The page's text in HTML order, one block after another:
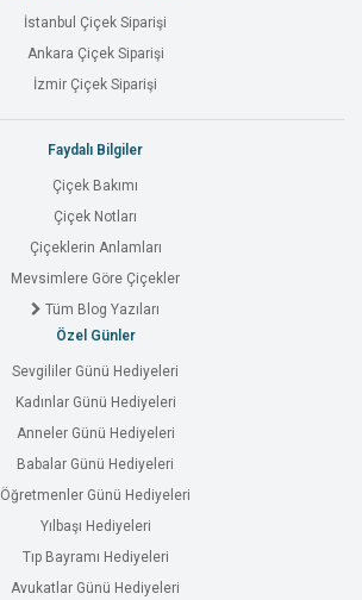
İstanbul Çiçek Siparişi
Ankara Çiçek Siparişi
İzmir Çiçek Siparişi
Faydalı Bilgiler
Çiçek Bakımı
Çiçek Notları
Çiçeklerin Anlamları
Mevsimlere Göre Çiçekler
Tüm Blog Yazıları
Özel Günler
Sevgililer Günü Hediyeleri
Kadınlar Günü Hediyeleri
Anneler Günü Hediyeleri
Babalar Günü Hediyeleri
Öğretmenler Günü Hediyeleri
Yılbaşı Hediyeleri
Tıp Bayramı Hediyeleri
Avukatlar Günü Hediyeleri